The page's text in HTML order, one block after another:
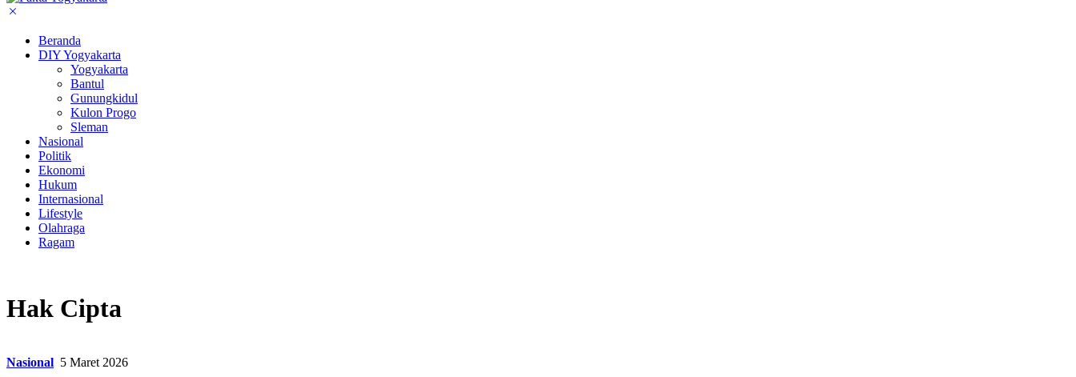
Beranda
DIY Yogyakarta
Yogyakarta
Bantul
Gunungkidul
Kulon Progo
Sleman
Nasional
Politik
Ekonomi
Hukum
Internasional
Lifestyle
Olahraga
Ragam
Hak Cipta
Nasional 5 Maret 2026